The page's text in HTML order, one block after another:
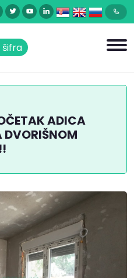
šifra
ADICA
DVORIŠNOM